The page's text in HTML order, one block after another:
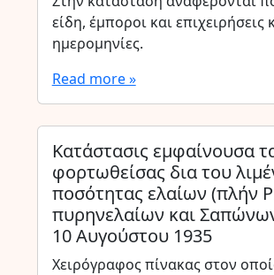
είδη, έμποροι και επιχειρήσεις
ημερομηνίες.
Read more »
Κατάστασις εμφαίνουσα
φορτωθείσας δια του
ποσότητας ελαίων (πλήν
πυρηνελαίων και
10 Αυγούστου 1935
Χειρόγραφος πίνακας στον